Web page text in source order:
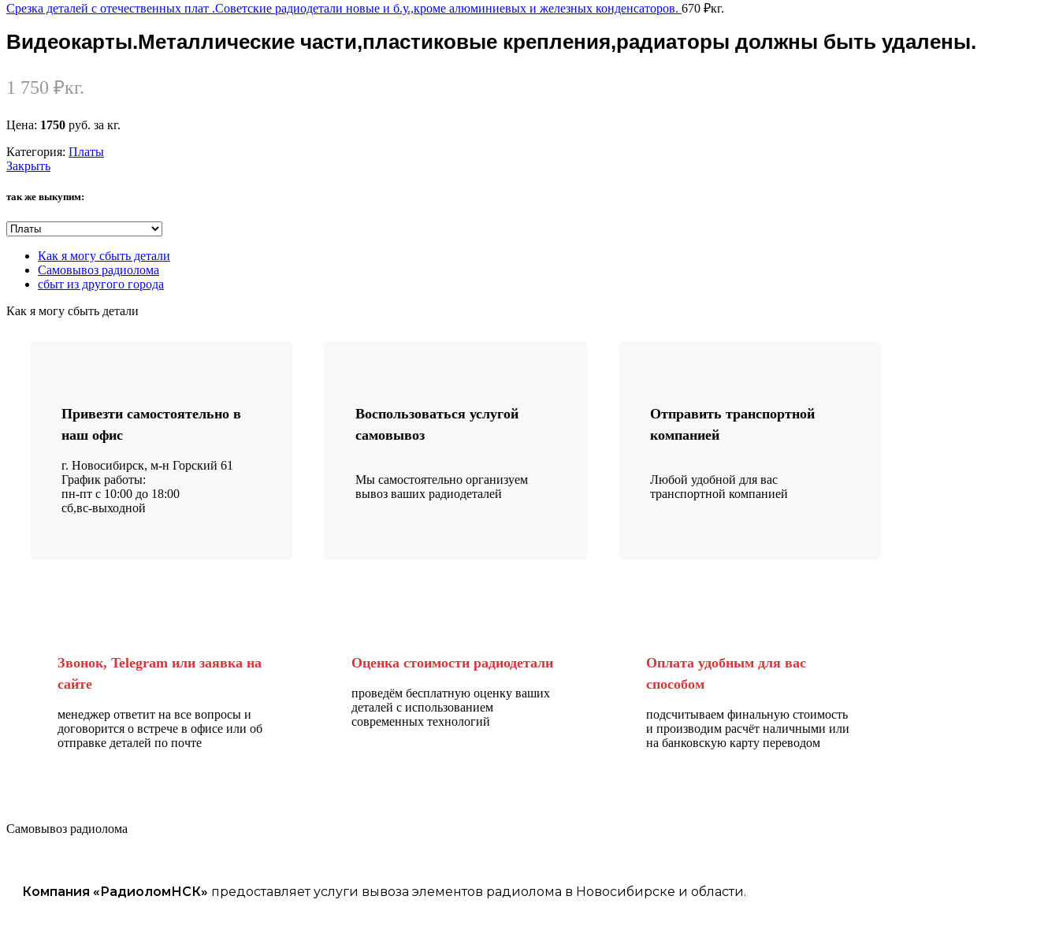
Срезка деталей с отечественных плат .Советские радиодетали новые и б.у.,кроме алюминиевых и железных конденсаторов. 670 ₽кг.
Видеокарты.Металлические части,пластиковые крепления,радиаторы должны быть удалены.
1 750 ₽кг.
Цена: 1750 руб. за кг.
Категория: Платы
Закрыть
так же выкупим:
Как я могу сбыть детали
Самовывоз радиолома
сбыт из другого города
Как я могу сбыть детали
Привезти самостоятельно в
наш офис
г. Новосибирск, м-н Горский 61
График работы:
пн-пт с 10:00 до 18:00
сб,вс-выходной
Воспользоваться услугой
самовывоз
Мы самостоятельно организуем
вывоз ваших радиодеталей
Отправить транспортной
компанией
Любой удобной для вас
транспортной компанией
Звонок, Telegram или заявка на
сайте
менеджер ответит на все вопросы и
договорится о встрече в офисе или об
отправке деталей по почте
Оценка стоимости радиодетали
проведём бесплатную оценку ваших
деталей с использованием
современных технологий
Оплата удобным для вас
способом
подсчитываем финальную стоимость
и производим расчёт наличными или
на банковскую карту переводом
Самовывоз радиолома
Компания «РадиоломНСК» предоставляет услуги вывоза элементов радиолома в Новосибирске и области.